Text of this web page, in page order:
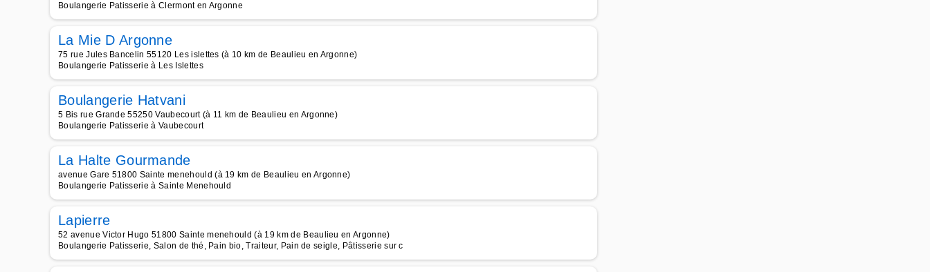
Boulangerie Patisserie à Clermont en Argonne
La Mie D Argonne
75 rue Jules Bancelin 55120 Les islettes (à 10 km de Beaulieu en Argonne)
Boulangerie Patisserie à Les Islettes
Boulangerie Hatvani
5 Bis rue Grande 55250 Vaubecourt (à 11 km de Beaulieu en Argonne)
Boulangerie Patisserie à Vaubecourt
La Halte Gourmande
avenue Gare 51800 Sainte menehould (à 19 km de Beaulieu en Argonne)
Boulangerie Patisserie à Sainte Menehould
Lapierre
52 avenue Victor Hugo 51800 Sainte menehould (à 19 km de Beaulieu en Argonne)
Boulangerie Patisserie, Salon de thé, Pain bio, Traiteur, Pain de seigle, Pâtisserie sur c